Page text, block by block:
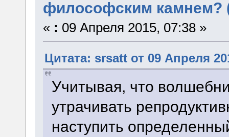
философским камнем?
« : 09 Апреля 2015, 07:38 »
Цитата: srsatt от 09 Апреля
Учитывая, что
утрачивать
наступить